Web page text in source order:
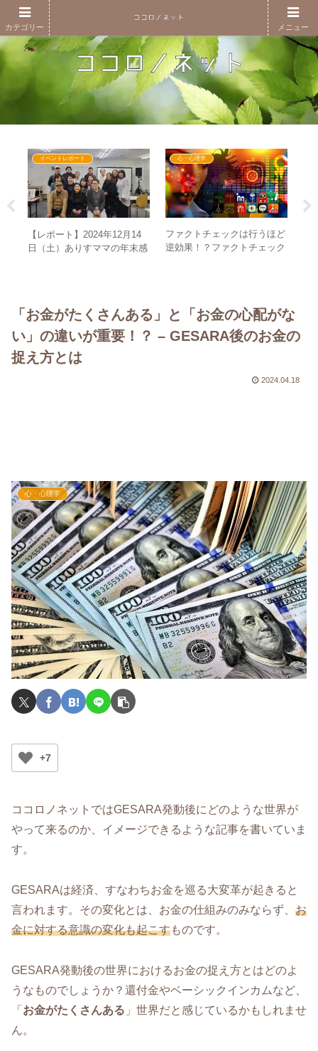
イベントレポート
【レポート】2024年12月14
日（土）ありすママの年末感
心・心理学
ファクトチェックは行うほど
逆効果！？ファクトチェック
「お金がたくさんある」と「お金の心配がな
い」の違いが重要！？ – GESARA後のお金の
捉え方とは
2024.04.18
心・心理学
+7
ココロノネットではGESARA発動後にどのような世界が
やって来るのか、イメージできるような記事を書いていま
す。
GESARAは経済、すなわちお金を巡る大変革が起きると
言われます。その変化とは、お金の仕組みのみならず、 お
金に対する意識の変化も起こすものです。
GESARA発動後の世界におけるお金の捉え方とはどのよ
うなものでしょうか？還付金やベーシックインカムなど、
「 お金がたくさんある 」世界だと感じているかもしれませ
ん。
カテゴリー メニュー